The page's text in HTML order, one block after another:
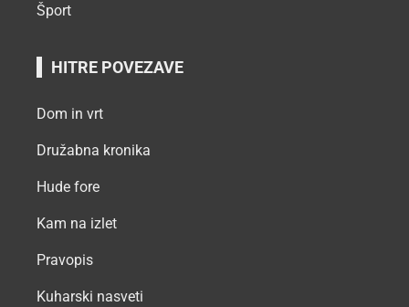
Šport
HITRE POVEZAVE
Dom in vrt
Družabna kronika
Hude fore
Kam na izlet
Pravopis
Kuharski nasveti